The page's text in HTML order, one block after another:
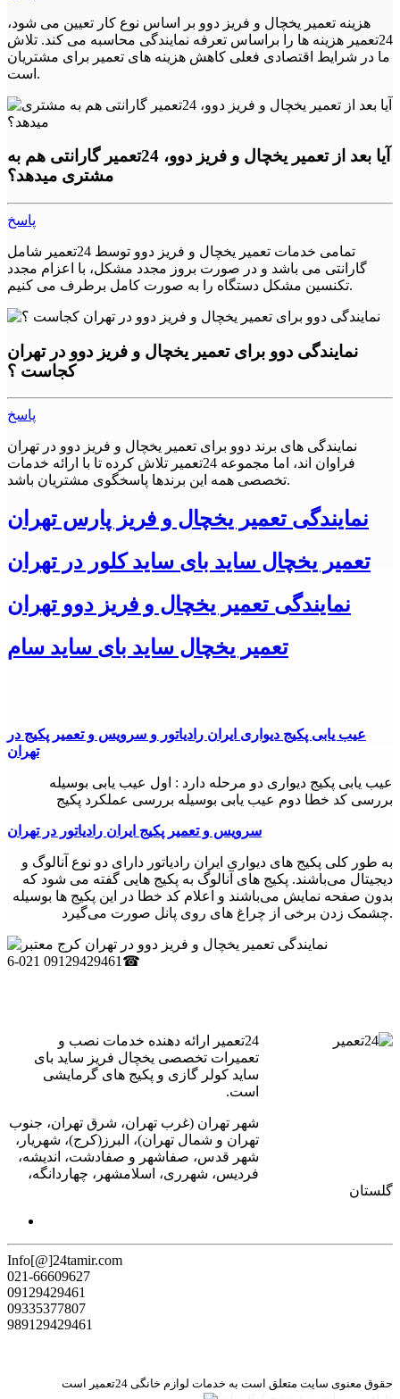
2. یخ زدن فریزر: اگر فریزر شما یخ زده باشد، ممکن است درب
فریزر نبندد یا حالت تنظیم دمای آن نادرست باشد. در این صورت،
باید درب را تعمیر یا تعویض کرده و دمای فریزر را تنظیم کنید.
است. در این صورت، باید فن را تعمیر یا تعویض کنید.
4. لوله‌های آب فریزر: همانطور که در مورد یخچال گفته شد، اگر
لوله‌های آب فریزر شکسته یا خراب شده باشند، ممکن است آب به
داخل فریزر نفوذ کند و باعث خرابی دستگاه شود. در این صورت،
1. همیشه قبل از هر تعمیری، دستگاه را خاموش کنید و از برق خارج
3. همیشه قبل از هر تعمیری، دستگاه را با دقت بررسی کنید و به
دنبال هر نشانه خرابی باشید.
یخچال و فریزر بخش مهمی از زندگی ما شده‌اند. برای نگهداری
غذاهای تازه و منجمد بسیار مفید هستند. با این حال، همانطور که هر
دستگاه الکترونیکی دیگری، یخچال و فریزر دوو نیز با مشکلات و
خرابی‌های خود روبرو می‌شوند. در این مقاله، به بررسی مشکلات
رایج یخچال و فریزر و راه‌حل‌های آن‌ها پرداختیم. با رعایت نکات
را به بهترین شکل تعمیر کنید و از آن برای مدت طولانی استفاده
کنید.
تعمیر یخچال و فریز دوو در شهر تهران
به همشهریان عزیز خود می باشد.
در البرز(کرج)، شهریار، شهر
24تعمیر پاسخگوی نیازهای شما عزیزان خواهند بود.
در زمنیه
تعمیر یخچال و فریز دوو
در حومه شهر تهران و استان تهران پاسخگوی خدمات تعمیر و نصب
لوازم خانگی در شهرهایشهرری، اسلامشهر، چهاردانگه، گلستان،
هزینه تعمیر یخچال و فریز دوو بر اساس نوع کار تعیین می شود،
24تعمیر هزینه ها را براساس تعرفه نمایندگی محاسبه می کند. تلاش
ما در شرایط اقتصادی فعلی کاهش هزینه های تعمیر برای مشتریان
است.
آیا بعد از تعمیر یخچال و فریز دوو، 24تعمیر گارانتی هم به
مشتری میدهد؟
پاسخ
تمامی خدمات تعمیر یخچال و فریز دوو توسط 24تعمیر شامل
گارانتی می باشد و در صورت بروز مجدد مشکل، با اعزام مجدد
تکنسین مشکل دستگاه را به صورت کامل برطرف می کنیم.
نمایندگی دوو برای تعمیر یخچال و فریز دوو در تهران
کجاست ؟
پاسخ
نمایندگی های برند دوو برای تعمیر یخچال و فریز دوو در تهران
فراوان اند، اما مجموعه 24تعمیر تلاش کرده تا با ارائه خدمات
تخصصی همه این برندها پاسخگوی مشتریان باشد.
نمایندگی تعمیر یخچال و فریز پارس تهران
تعمیر یخچال ساید بای ساید کلور در تهران
نمایندگی تعمیر یخچال و فریز دوو تهران
تعمیر یخچال ساید بای ساید سام
عیب یابی پکيج دیواری ایران رادیاتور و سرویس و تعمیر پکیج در
تهران
عیب یابی پکيج دیواری دو مرحله دارد : اول عیب یابی بوسیله
بررسی کد خطا دوم عیب یابی بوسیله بررسی عملکرد پکیج
سرویس و تعمیر پکیج ایران رادیاتور در تهران
به طور کلی پکیج های دیواری ایران رادیاتور دارای دو نوع آنالوگ و
دیجیتال می‌باشند. پکیج های آنالوگ به پکیج هایی گفته می شود که
بدون صفحه نمایش می‌باشند و اعلام کد خطا در این پکیج ها بوسیله
چشمک زدن برخی از چراغ های روی پانل صورت می‌گیرد.
24تعمیر ارائه دهنده خدمات نصب و
تعمیرات تخصصی یخچال فریز ساید بای
ساید کولر گازی و پکیج های گرمایشی
است.
شهر تهران (غرب تهران، شرق تهران، جنوب
تهران و شمال تهران)، البرز(کرج)، شهریار،
شهر قدس، صفاشهر و صفادشت، اندیشه،
فردیس، شهرری، اسلامشهر، چهاردانگه،
گلستان
Info[@]24tamir.com
021-66609627
09129429461
09335377807
989129429461
حقوق معنوی سایت متعلق است به خدمات لوازم خانگی 24تعمیر است